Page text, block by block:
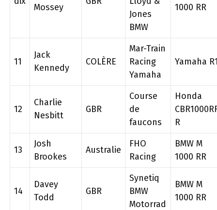
Mossey
Jones
BMW
1000 RR
11
Jack
Kennedy
COLÈRE
Mar-Train
Racing
Yamaha
Yamaha
12
Charlie
Nesbitt
GBR
Course
de
faucons
Honda
R
13
Josh
Brookes
Australie
FHO
Racing
BMW M
1000 RR
14
Davey
Todd
GBR
Synetiq
BMW
Motorrad
BMW M
1000 RR